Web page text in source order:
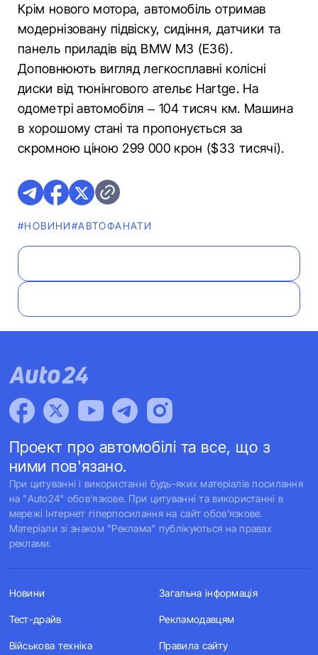
Крім нового мотора, автомобіль отримав
модернізовану підвіску, сидіння, датчики та
панель приладів від BMW M3 (Е36).
Доповнюють вигляд легкосплавні колісні
диски від тюнінгового ательє Hartge. На
одометрі автомобіля – 104 тисяч км. Машина
в хорошому стані та пропонується за
скромною ціною 299 000 крон ($33 тисячі).
#НОВИНИ#АВТОФАНАТИ
Проект про автомобілі та все, що з
ними пов'язано.
При цитуванні і використанні будь-яких матеріалів посилання
на "Auto24" обов'язкове. При цитуванні та використанні в
мережі Інтернет гіперпосилання на сайт обов'язкове.
Матеріали зі знаком "Реклама" публікуються на правах
реклами.
Новини
Тест-драйв
Військова техніка
Загальна інформація
Рекламодавцям
Правила сайту